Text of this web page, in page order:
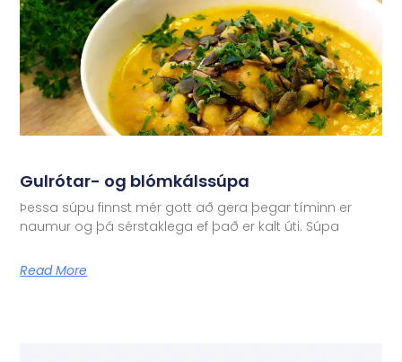
Gulrótar- og blómkálssúpa
Þessa súpu finnst mér gott að gera þegar tíminn er
naumur og þá sérstaklega ef það er kalt úti. Súpa
Read More